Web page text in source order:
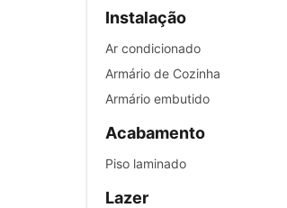
Instalação
Ar condicionado
Armário de Cozinha
Armário embutido
Acabamento
Piso laminado
Lazer